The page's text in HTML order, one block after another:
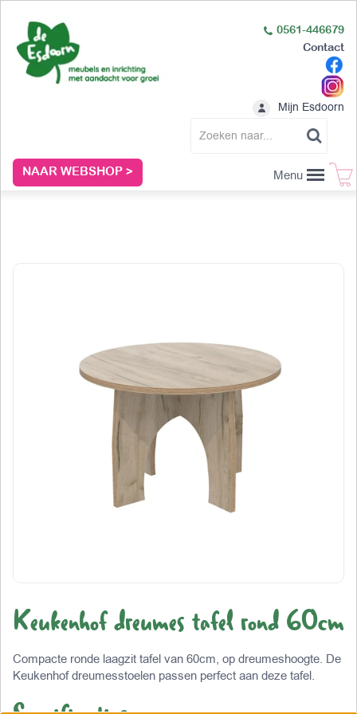
NAAR WEBSHOP >
0561-446679
Contact
Mijn Esdoorn
Menu
Keukenhof dreumes tafel rond 60cm
Compacte ronde laagzit tafel van 60cm, op dreumeshoogte. De
Keukenhof dreumesstoelen passen perfect aan deze tafel.